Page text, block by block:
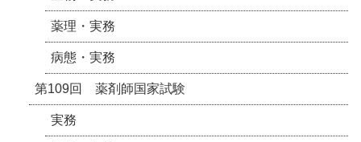
薬理・実務
病態・実務
第109回 薬剤師国家試験
実務